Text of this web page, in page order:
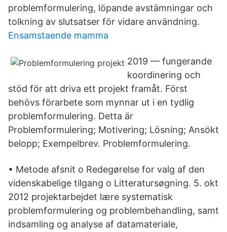
problemformulering, löpande avstämningar och
tolkning av slutsatser för vidare användning.
Ensamstaende mamma
2019 — fungerande
koordinering och
stöd för att driva ett projekt framåt. Först
behövs förarbete som mynnar ut i en tydlig
problemformulering. Detta är
Problemformulering; Motivering; Lösning; Ansökt
belopp; Exempelbrev. Problemformulering.
• Metode afsnit o Redegørelse for valg af den
videnskabelige tilgang o Litteratursøgning. 5. okt
2012 projektarbejdet lære systematisk
problemformulering og problembehandling, samt
indsamling og analyse af datamateriale,